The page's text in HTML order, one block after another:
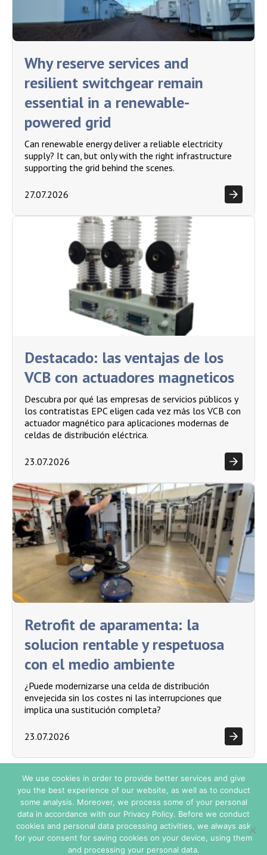
Why reserve services and
resilient switchgear remain
essential in a renewable-
powered grid
Can renewable energy deliver a reliable electricity
supply? It can, but only with the right infrastructure
supporting the grid behind the scenes.
27.07.2026
Destacado: las ventajas de los
VCB con actuadores magneticos
Descubra por qué las empresas de servicios públicos y
los contratistas EPC eligen cada vez más los VCB con
actuador magnético para aplicaciones modernas de
celdas de distribución eléctrica.
23.07.2026
Retrofit de aparamenta: la
solucion rentable y respetuosa
con el medio ambiente
¿Puede modernizarse una celda de distribución
envejecida sin los costes ni las interrupciones que
implica una sustitución completa?
23.07.2026
Condiciones de Venta
© Copyright 2026. Todos los derechos reservados - TE ENERGY.
We use cookies in order to provide better services and give
you the best experience of our website, as well as to conduct
some analysis. Moreover, we process some of your personal
data in accordance with our Privacy Policy. Before we conduct
cookies and personal data processing activities, we always ask
for your consent for saving cookies on your device, using them
and processing your personal data.